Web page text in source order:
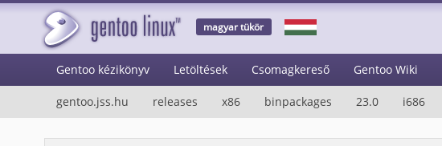
magyar tükör
Gentoo kézikönyv Letöltések Csomagkereső Gentoo Wiki
gentoo.jss.hu releases x86 binpackages 23.0 i686